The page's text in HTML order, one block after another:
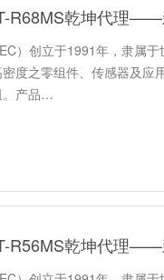
R68MS乾坤代理
）创立于1991年，隶属
度之零组件、传感器及应
。产品…
R56MS乾坤代理